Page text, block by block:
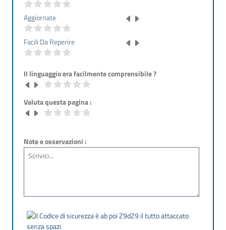
Aggiornate
Facili Da Reperire
Il linguaggio era facilmente comprensibile ?
Valuta questa pagina :
Note e osservazioni :